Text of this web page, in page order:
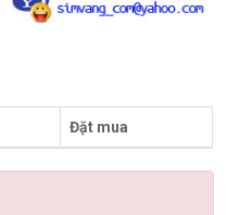
Đặt mua